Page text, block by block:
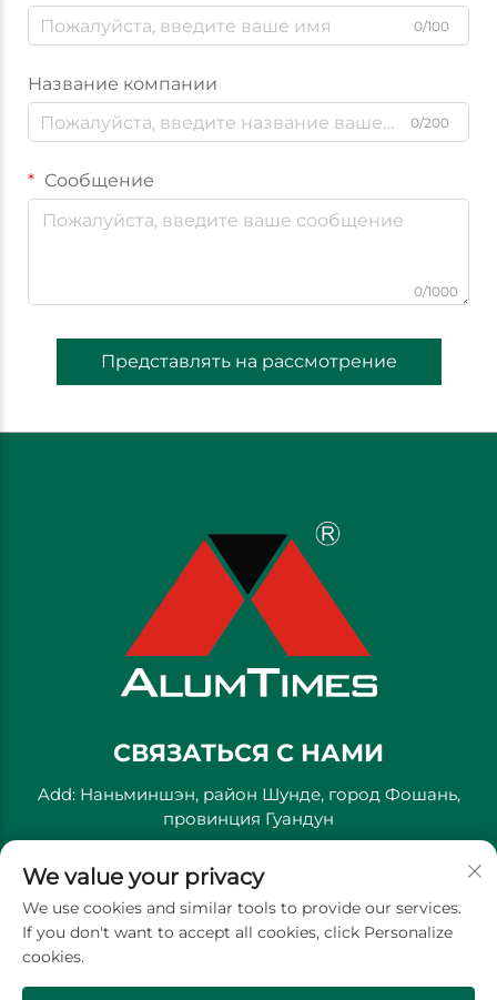
0/100
Название компании
0/200
Сообщение
0/1000
Представлять на рассмотрение
СВЯЗАТЬСЯ С НАМИ
Add: Наньминшэн, район Шунде, город Фошань,
провинция Гуандун
Электронная почта:
Copyright © Golden River Decorative Material Co., Ltd. -
Политика конфиденциальности
We value your privacy
We use cookies and similar tools to provide our services.
If you don't want to accept all cookies, click Personalize
cookies.